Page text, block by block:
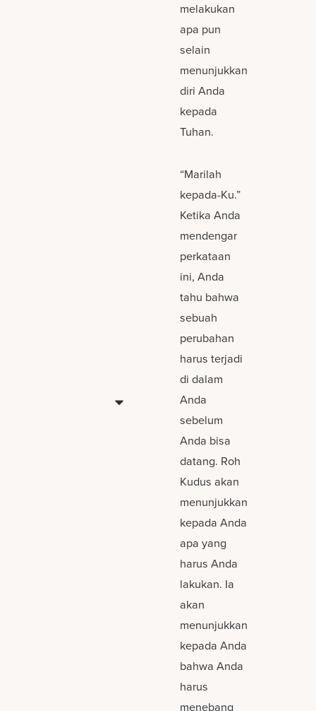
melakukan
apa pun
selain
menunjukkan
diri Anda
kepada
Tuhan.
“Marilah
kepada-Ku.”
Ketika Anda
mendengar
perkataan
ini, Anda
tahu bahwa
sebuah
perubahan
harus terjadi
di dalam
Anda
sebelum
Anda bisa
datang. Roh
Kudus akan
menunjukkan
kepada Anda
apa yang
harus Anda
lakukan. Ia
akan
menunjukkan
kepada Anda
bahwa Anda
harus
menebang